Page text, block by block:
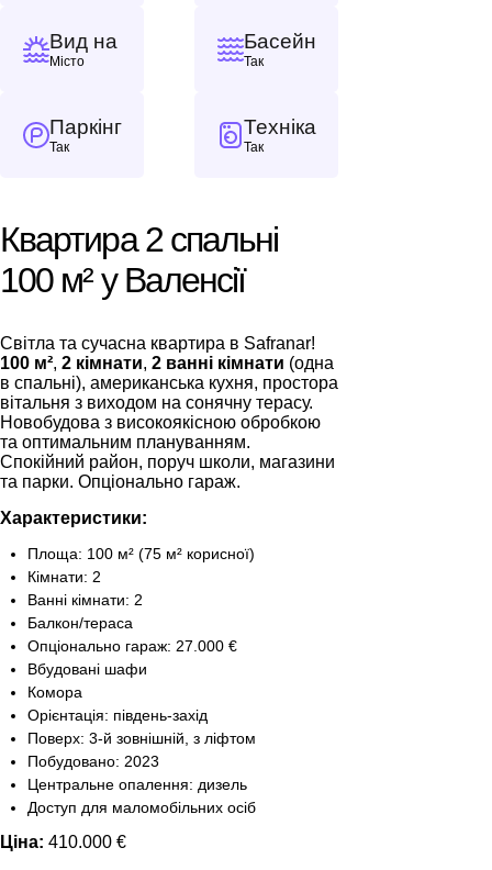
Вид на
Місто
Басейн
Так
Паркінг
Так
Техніка
Так
Квартира 2 спальні
100 м² у Валенсії
Світла та сучасна квартира в Safranar!
100 м², 2 кімнати, 2 ванні кімнати (одна
в спальні), американська кухня, простора
вітальня з виходом на сонячну терасу.
Новобудова з високоякісною обробкою
та оптимальним плануванням.
Спокійний район, поруч школи, магазини
та парки. Опціонально гараж.
Характеристики:
Площа: 100 м² (75 м² корисної)
Кімнати: 2
Ванні кімнати: 2
Балкон/тераса
Опціонально гараж: 27.000 €
Вбудовані шафи
Комора
Орієнтація: південь-захід
Поверх: 3-й зовнішній, з ліфтом
Побудовано: 2023
Центральне опалення: дизель
Доступ для маломобільних осіб
Ціна: 410.000 €
Дякуємо!
Ми вам зателефонуємо
Залиште свої контактні дані, і ми зв’яжемося з
вами найближчим часом.